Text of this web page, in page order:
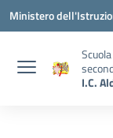
Vai ai contenuti
Vai al menu di
Vai al footer
Ministero
I.C.